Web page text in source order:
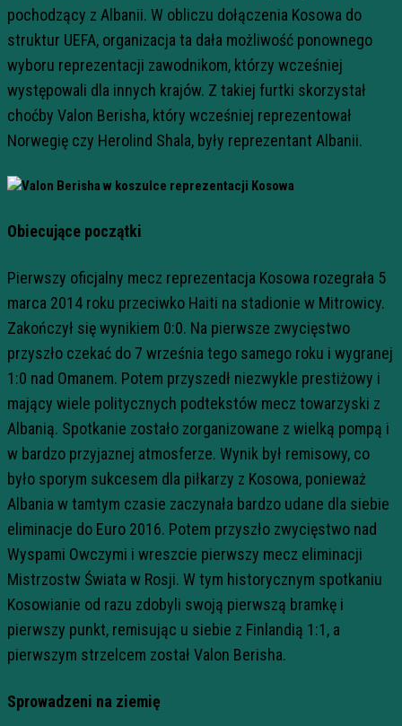
pochodzący z Albanii. W obliczu dołączenia Kosowa do
struktur UEFA, organizacja ta dała możliwość ponownego
wyboru reprezentacji zawodnikom, którzy wcześniej
występowali dla innych krajów. Z takiej furtki skorzystał
choćby Valon Berisha, który wcześniej reprezentował
Norwegię czy Herolind Shala, były reprezentant Albanii.
Obiecujące początki
Pierwszy oficjalny mecz reprezentacja Kosowa rozegrała 5
marca 2014 roku przeciwko Haiti na stadionie w Mitrowicy.
Zakończył się wynikiem 0:0. Na pierwsze zwycięstwo
przyszło czekać do 7 września tego samego roku i wygranej
1:0 nad Omanem. Potem przyszedł niezwykle prestiżowy i
mający wiele politycznych podtekstów mecz towarzyski z
Albanią. Spotkanie zostało zorganizowane z wielką pompą i
w bardzo przyjaznej atmosferze. Wynik był remisowy, co
było sporym sukcesem dla piłkarzy z Kosowa, ponieważ
Albania w tamtym czasie zaczynała bardzo udane dla siebie
eliminacje do Euro 2016. Potem przyszło zwycięstwo nad
Wyspami Owczymi i wreszcie pierwszy mecz eliminacji
Mistrzostw Świata w Rosji. W tym historycznym spotkaniu
Kosowianie od razu zdobyli swoją pierwszą bramkę i
pierwszy punkt, remisując u siebie z Finlandią 1:1, a
pierwszym strzelcem został Valon Berisha.
Sprowadzeni na ziemię